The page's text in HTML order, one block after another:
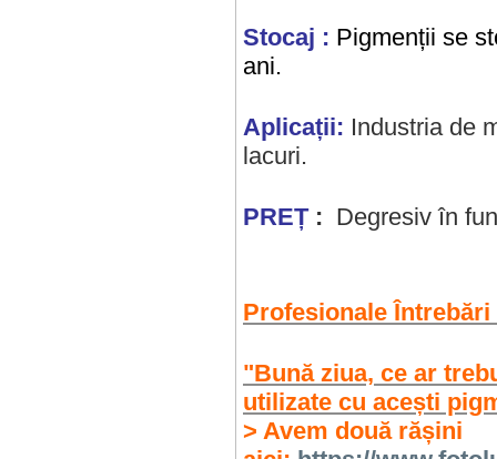
Stocaj : Pigmenții se
ani.
Aplicații: Industria de
lacuri.
PREȚ : Degresiv în
Profesionale
"Bună ziua, ce ar
utilizate cu acești
> Avem două rășini